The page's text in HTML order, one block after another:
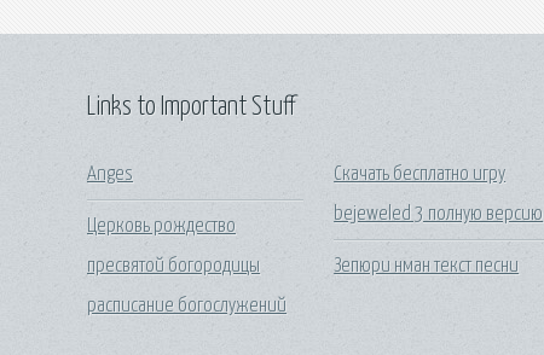
Links to Important Stuff
Anges
Церковь рождество
пресвятой богородицы
расписание богослужений
Скачать бесплатно игру
bejeweled 3 полную версию
Зепюри нман текст песни